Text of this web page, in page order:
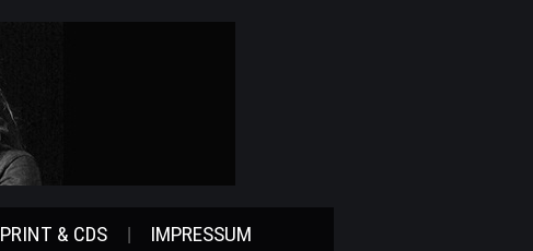
PRINT & CDS IMPRESSUM